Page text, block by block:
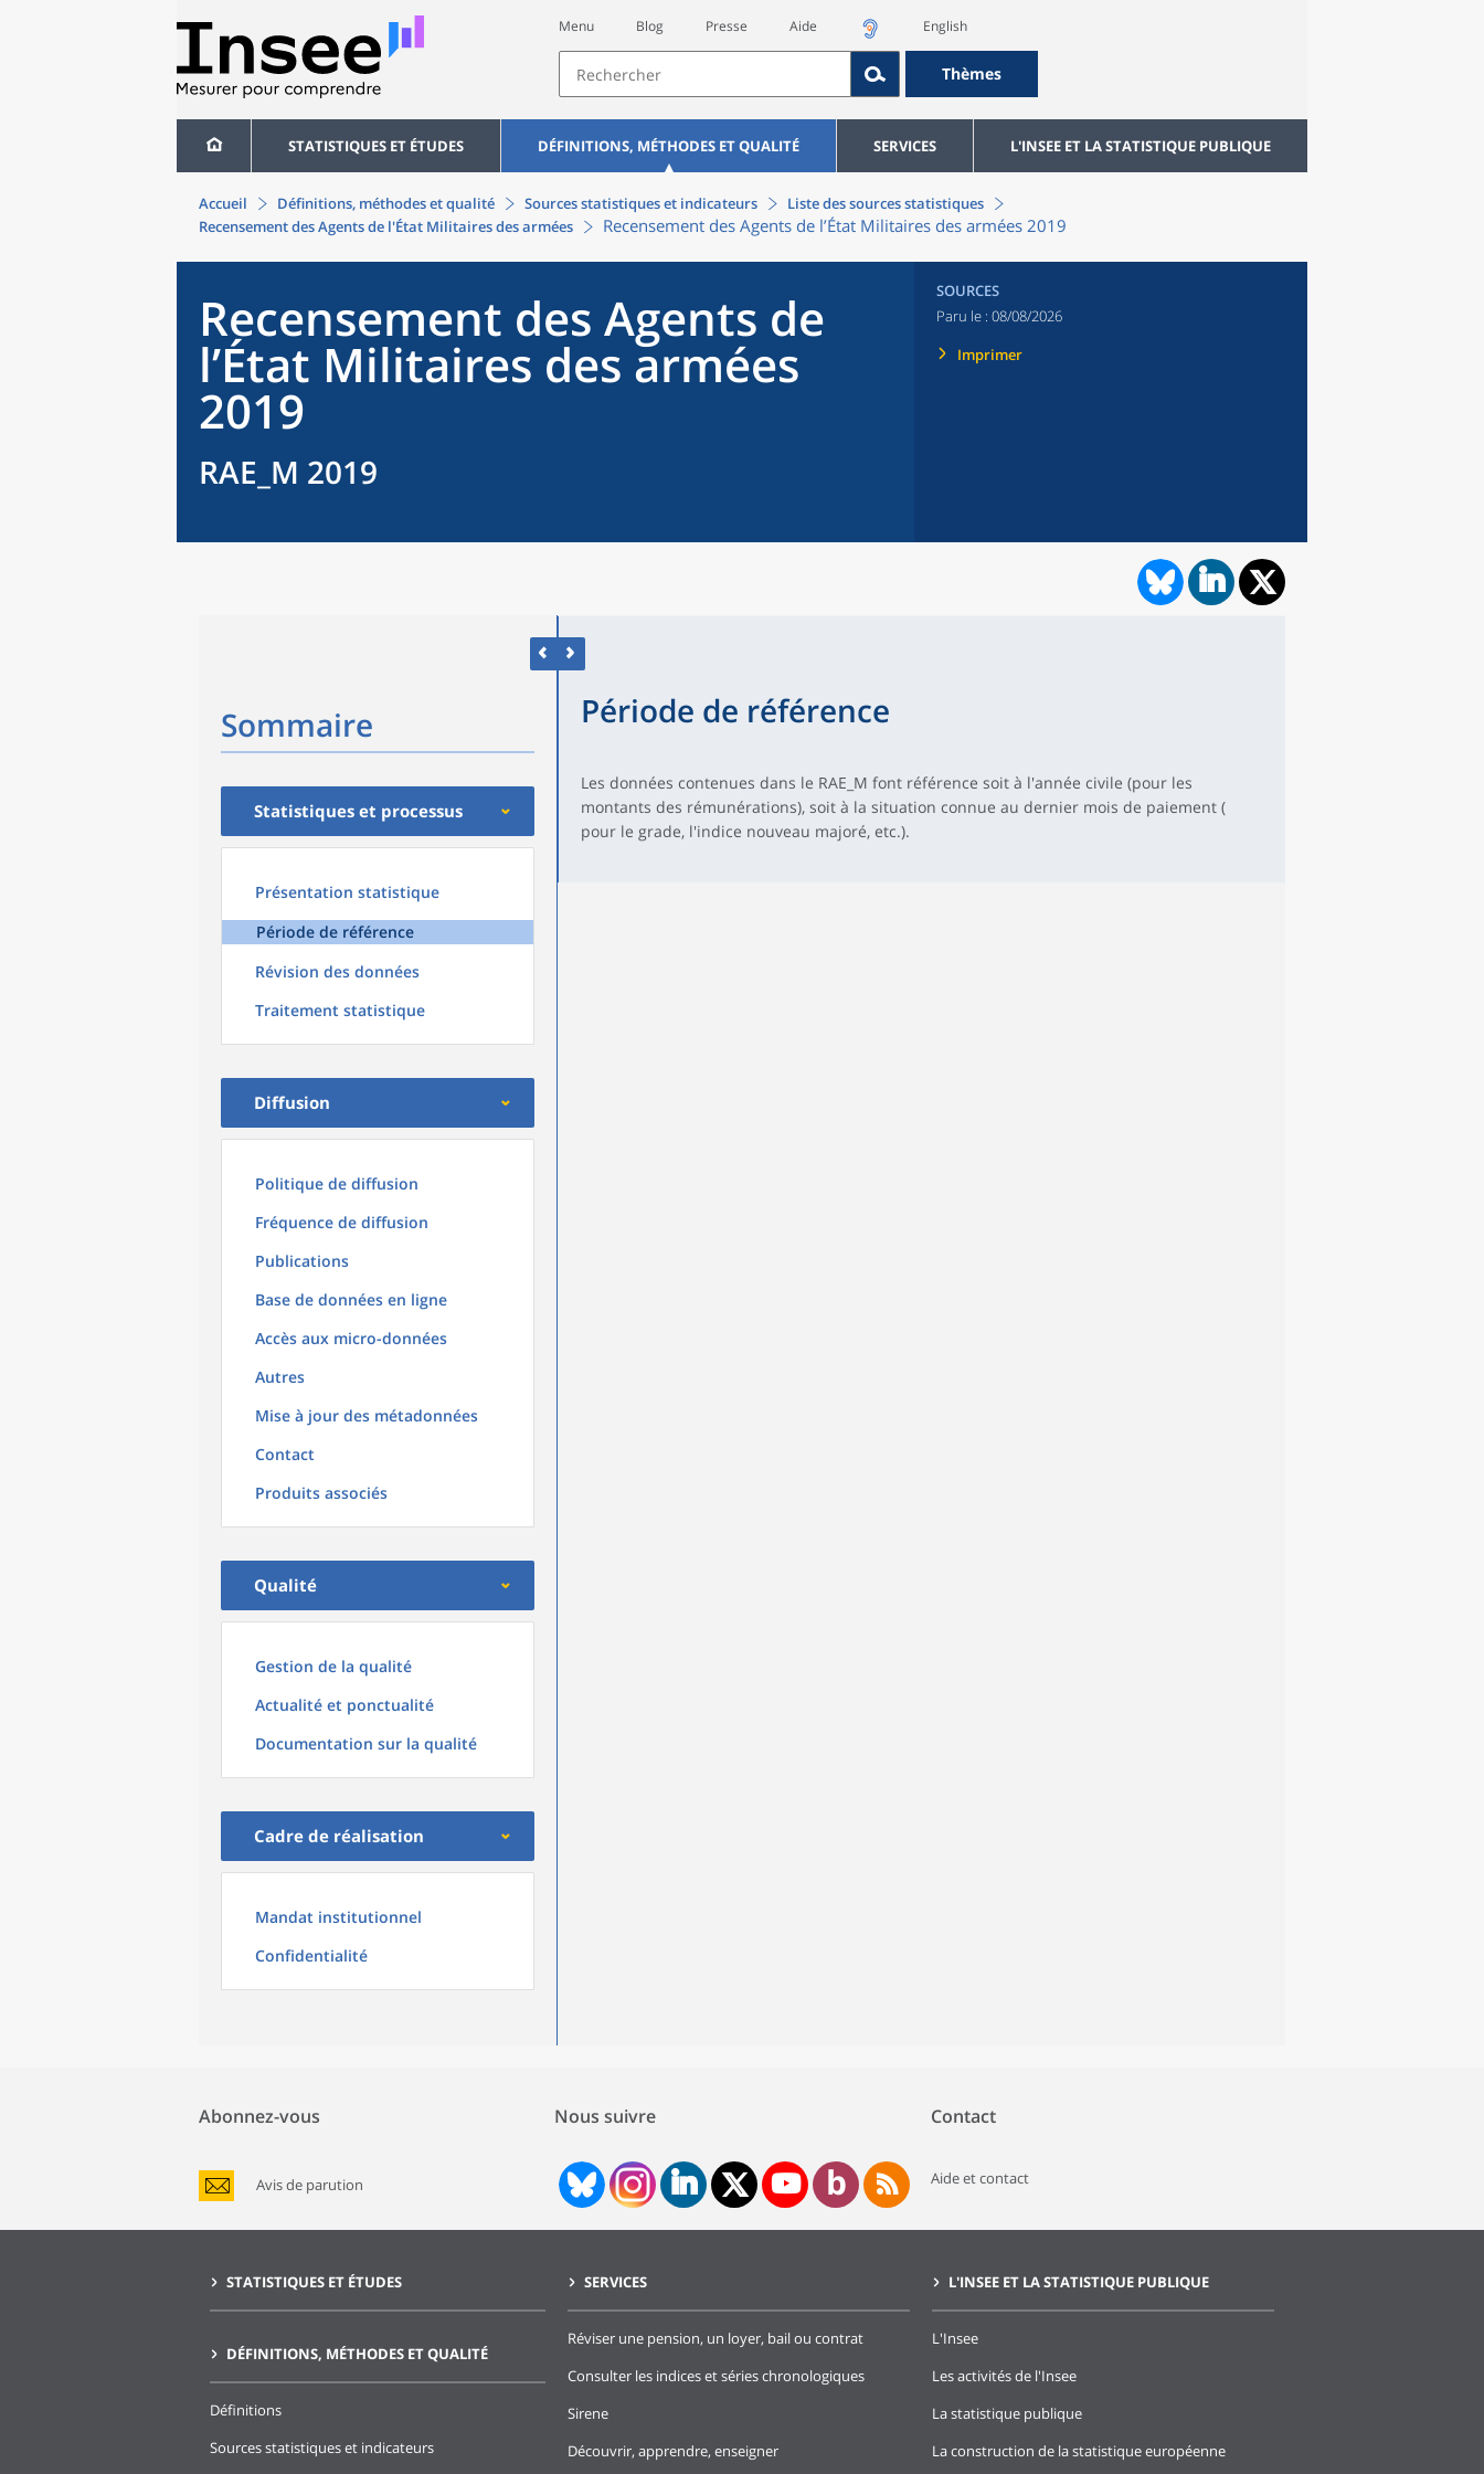
Menu Blog Presse Aide English
Thèmes
STATISTIQUES ET ÉTUDES DÉFINITIONS, MÉTHODES ET QUALITÉ SERVICES L'INSEE ET LA STATISTIQUE PUBLIQUE
Accueil Définitions, méthodes et qualité Sources statistiques et indicateurs
Liste des sources statistiques
Recensement des Agents de l'État Militaires des armées
Recensement des Agents de l’État Militaires des armées 2019
Recensement des Agents de
l’État Militaires des armées
2019
RAE_M 2019
SOURCES
Paru le : 08/08/2026
Imprimer
Sommaire
Statistiques et processus
Présentation statistique
Période de référence
Révision des données
Traitement statistique
Diffusion
Politique de diffusion
Fréquence de diffusion
Publications
Base de données en ligne
Accès aux micro-données
Autres
Mise à jour des métadonnées
Contact
Produits associés
Qualité
Gestion de la qualité
Actualité et ponctualité
Documentation sur la qualité
Cadre de réalisation
Mandat institutionnel
Confidentialité
Période de référence
Les données contenues dans le RAE_M font référence soit à l'année civile (pour les
montants des rémunérations), soit à la situation connue au dernier mois de paiement (
pour le grade, l'indice nouveau majoré, etc.).
Abonnez-vous
Avis de parution
Nous suivre Contact
Aide et contact
STATISTIQUES ET ÉTUDES
DÉFINITIONS, MÉTHODES ET QUALITÉ
Définitions
Sources statistiques et indicateurs
SERVICES
Réviser une pension, un loyer, bail ou contrat
Consulter les indices et séries chronologiques
Sirene
Découvrir, apprendre, enseigner
L'INSEE ET LA STATISTIQUE PUBLIQUE
L'Insee
Les activités de l'Insee
La statistique publique
La construction de la statistique européenne